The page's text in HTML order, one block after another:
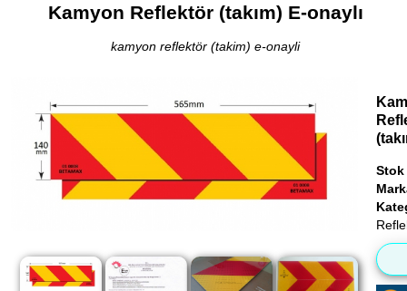
Kamyon Reflektör (takım) E-onaylı
kamyon reflektör (takim) e-onayli